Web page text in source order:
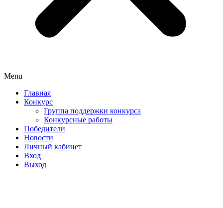
Menu
Главная
Конкурс
Группа поддержки конкурса
Конкурсные работы
Победители
Новости
Личный кабинет
Вход
Выход